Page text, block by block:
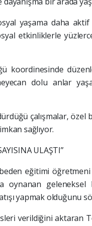
yaşama daha aktif
etkinliklerle
koordinesinde
dolu anlar
çalışmalar,
sağlıyor.
ULAŞTI”
eğitimi
oynanan geleneksel
yapmak olduğunu
verildiğini aktaran